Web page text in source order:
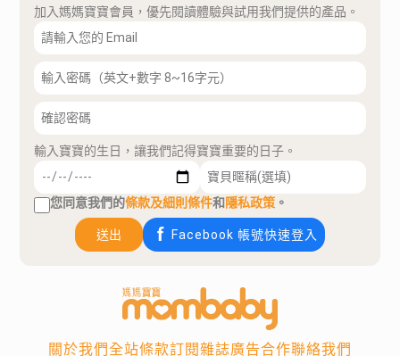
加入媽媽寶寶會員，優先閱讀體驗與試用我們提供的產品。
輸入寶寶的生日，讓我們記得寶寶重要的日子。
您同意我們的條款及細則條件和隱私政策 。
送出 Facebook 帳號快速登入
關於我們全站條款訂閱雜誌廣告合作聯絡我們